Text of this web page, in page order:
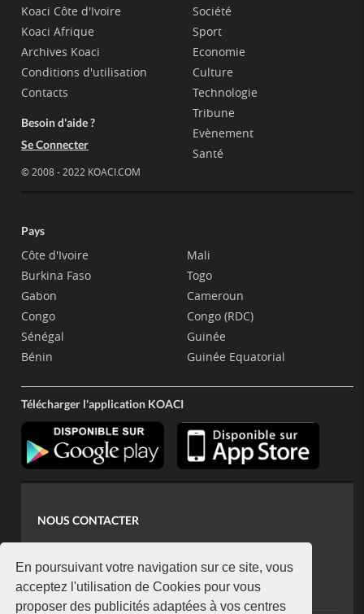
En poursuivant votre navigation sur ce site, vous
acceptez l'utilisation de Cookies pour vous
proposer des publicités adaptées à vos centres
Koaci Côte d'Ivoire
Koaci Afrique
Archives Koaci
Conditions d'utilisation
Contacts
Besoin d'aide ?
Se Connecter
© 2008 - 2022 KOACI.COM
Société
Sport
Economie
Culture
Technologie
Tribune
Evènement
Santé
Pays
Côte d'Ivoire
Burkina Faso
Gabon
Congo
Sénégal
Bénin
Mali
Togo
Cameroun
Congo (RDC)
Guinée
Guinée Equatorial
Télécharger l'application KOACI
NOUS CONTACTER
koaci@yahoo.fr
+225 07 08 85 52 93